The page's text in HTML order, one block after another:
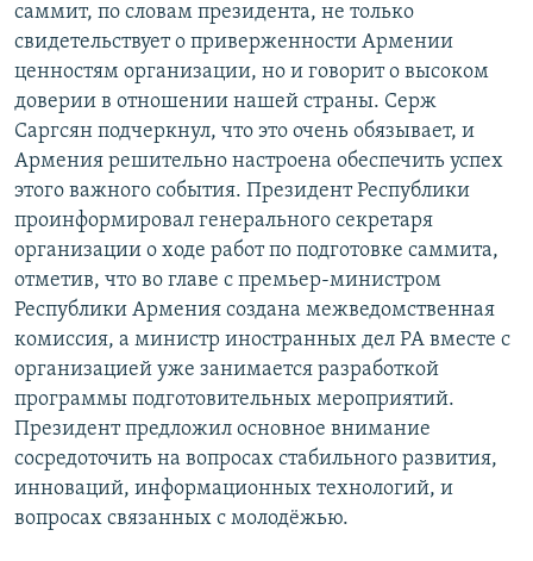
саммит, по словам президента, не только
свидетельствует о приверженности Армении
ценностям организации, но и говорит о высоком
доверии в отношении нашей страны. Серж
Саргсян подчеркнул, что это очень обязывает, и
Армения решительно настроена обеспечить успех
этого важного события. Президент Республики
проинформировал генерального секретаря
организации о ходе работ по подготовке саммита,
отметив, что во главе с премьер-министром
Республики Армения создана межведомственная
комиссия, а министр иностранных дел РА вместе с
организацией уже занимается разработкой
программы подготовительных мероприятий.
Президент предложил основное внимание
сосредоточить на вопросах стабильного развития,
инноваций, информационных технологий, и
вопросах связанных с молодёжью.